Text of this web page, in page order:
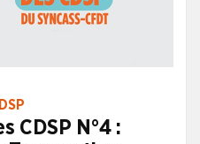
CDSP N°4 :